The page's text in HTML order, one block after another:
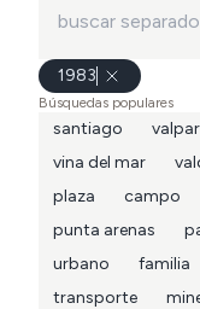
1983
Búsquedas populares
santiago
vina del mar
plaza
campo
punta arenas
urbano
familia
transporte